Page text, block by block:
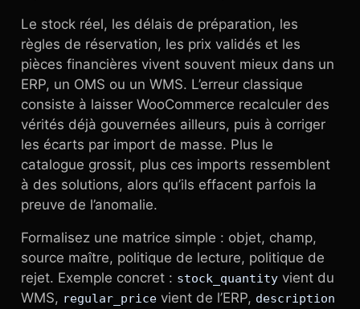
Le stock réel, les délais de préparation, les
règles de réservation, les prix validés et les
pièces financières vivent souvent mieux dans un
ERP, un OMS ou un WMS. L’erreur classique
consiste à laisser WooCommerce recalculer des
vérités déjà gouvernées ailleurs, puis à corriger
les écarts par import de masse. Plus le
catalogue grossit, plus ces imports ressemblent
à des solutions, alors qu’ils effacent parfois la
preuve de l’anomalie.
Formalisez une matrice simple : objet, champ,
source maître, politique de lecture, politique de
rejet. Exemple concret : stock_quantity vient du
WMS, regular_price vient de l’ERP, description